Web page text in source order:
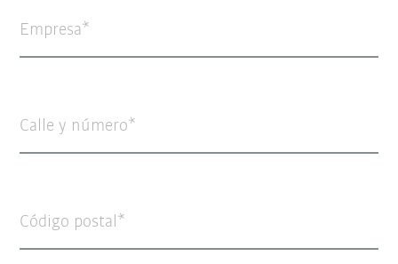
Empresa
Calle y número
Código postal